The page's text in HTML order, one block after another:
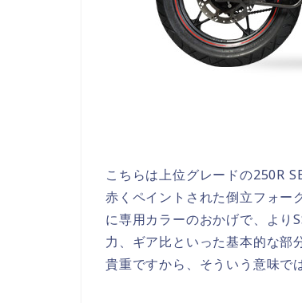
こちらは上位グレードの250R
赤くペイントされた倒立フォー
に専用カラーのおかげで、より
力、ギア比といった基本的な部
貴重ですから、そういう意味で